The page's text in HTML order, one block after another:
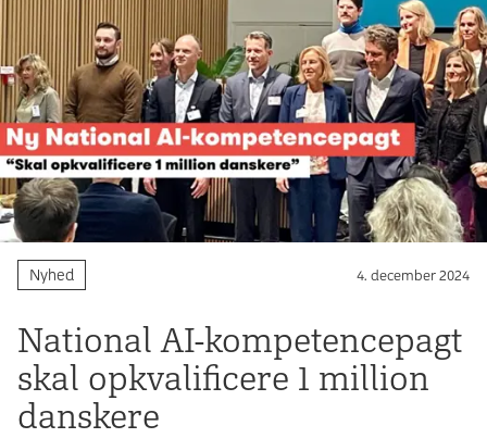
Nyhed 4. december 2024
National AI-kompetencepagt
skal opkvalificere 1 million
danskere